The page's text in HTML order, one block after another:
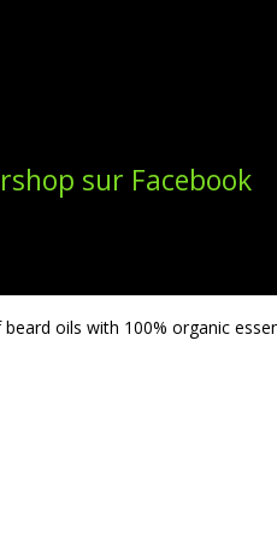
sur Facebook
oils with 100% organic